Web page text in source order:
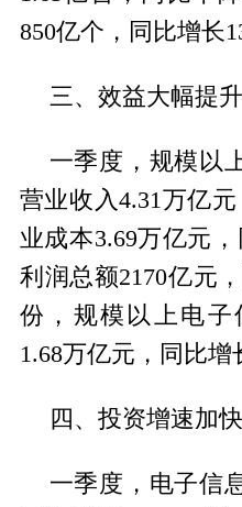
850亿个，同比增长
三、效益大幅提升
一季度，规模以
营业收入4.31万亿
业成本3.69万亿元
利润总额2170亿元
份，规模以上电子
1.68万亿元，同比增
四、投资增速加快
一季度，电子信